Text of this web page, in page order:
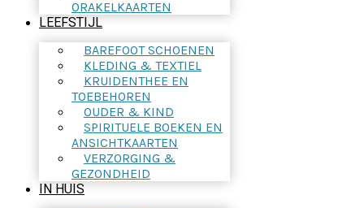
ORAKELKAARTEN
LEEFSTIJL
BAREFOOT SCHOENEN
KLEDING & TEXTIEL
KRUIDENTHEE EN
TOEBEHOREN
OUDER & KIND
SPIRITUELE BOEKEN EN
ANSICHTKAARTEN
VERZORGING &
GEZONDHEID
IN HUIS